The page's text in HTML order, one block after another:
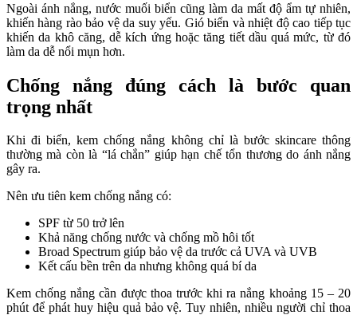
Ngoài ánh nắng, nước muối biển cũng làm da mất độ ẩm tự nhiên,
khiến hàng rào bảo vệ da suy yếu. Gió biển và nhiệt độ cao tiếp tục
khiến da khô căng, dễ kích ứng hoặc tăng tiết dầu quá mức, từ đó
làm da dễ nổi mụn hơn.
Chống nắng đúng cách là bước quan
trọng nhất
Khi đi biển, kem chống nắng không chỉ là bước skincare thông
thường mà còn là “lá chắn” giúp hạn chế tổn thương do ánh nắng
gây ra.
Nên ưu tiên kem chống nắng có:
SPF từ 50 trở lên
Khả năng chống nước và chống mồ hôi tốt
Broad Spectrum giúp bảo vệ da trước cả UVA và UVB
Kết cấu bền trên da nhưng không quá bí da
Kem chống nắng cần được thoa trước khi ra nắng khoảng 15 – 20
phút để phát huy hiệu quả bảo vệ. Tuy nhiên, nhiều người chỉ thoa